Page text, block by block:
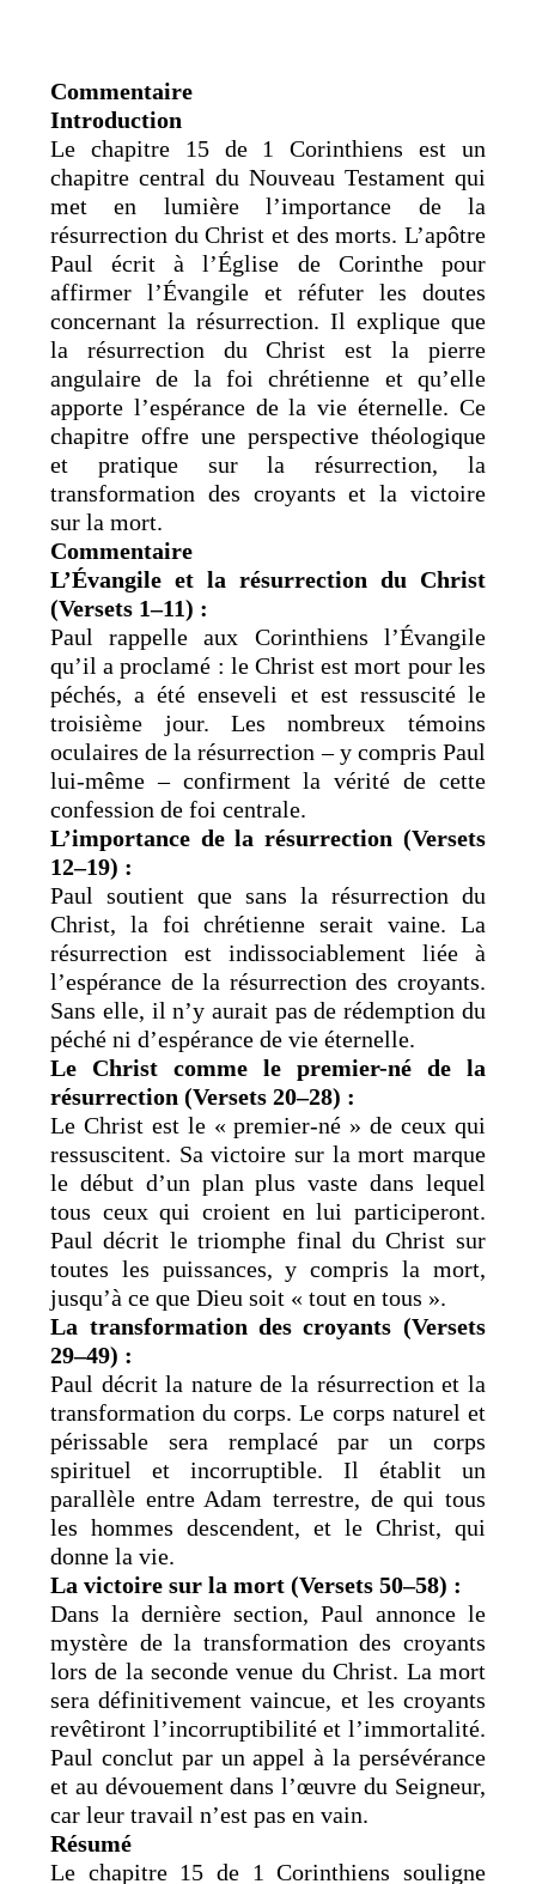
Commentaire
Introduction
Le chapitre 15 de 1 Corinthiens est un
chapitre central du Nouveau Testament qui
met en lumière l’importance de la
résurrection du Christ et des morts. L’apôtre
Paul écrit à l’Église de Corinthe pour
affirmer l’Évangile et réfuter les doutes
concernant la résurrection. Il explique que
la résurrection du Christ est la pierre
angulaire de la foi chrétienne et qu’elle
apporte l’espérance de la vie éternelle. Ce
chapitre offre une perspective théologique
et pratique sur la résurrection, la
transformation des croyants et la victoire
sur la mort.
Commentaire
L’Évangile et la résurrection du Christ
(Versets 1–11) :
Paul rappelle aux Corinthiens l’Évangile
qu’il a proclamé : le Christ est mort pour les
péchés, a été enseveli et est ressuscité le
troisième jour. Les nombreux témoins
oculaires de la résurrection – y compris Paul
lui-même – confirment la vérité de cette
confession de foi centrale.
L’importance de la résurrection (Versets
12–19) :
Paul soutient que sans la résurrection du
Christ, la foi chrétienne serait vaine. La
résurrection est indissociablement liée à
l’espérance de la résurrection des croyants.
Sans elle, il n’y aurait pas de rédemption du
péché ni d’espérance de vie éternelle.
Le Christ comme le premier-né de la
résurrection (Versets 20–28) :
Le Christ est le « premier-né » de ceux qui
ressuscitent. Sa victoire sur la mort marque
le début d’un plan plus vaste dans lequel
tous ceux qui croient en lui participeront.
Paul décrit le triomphe final du Christ sur
toutes les puissances, y compris la mort,
jusqu’à ce que Dieu soit « tout en tous ».
La transformation des croyants (Versets
29–49) :
Paul décrit la nature de la résurrection et la
transformation du corps. Le corps naturel et
périssable sera remplacé par un corps
spirituel et incorruptible. Il établit un
parallèle entre Adam terrestre, de qui tous
les hommes descendent, et le Christ, qui
donne la vie.
La victoire sur la mort (Versets 50–58) :
Dans la dernière section, Paul annonce le
mystère de la transformation des croyants
lors de la seconde venue du Christ. La mort
sera définitivement vaincue, et les croyants
revêtiront l’incorruptibilité et l’immortalité.
Paul conclut par un appel à la persévérance
et au dévouement dans l’œuvre du Seigneur,
car leur travail n’est pas en vain.
Résumé
Le chapitre 15 de 1 Corinthiens souligne